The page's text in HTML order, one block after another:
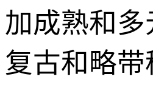
加成熟和
复古和略